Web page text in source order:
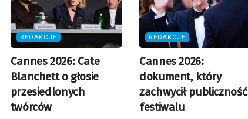
REDAKCJE
Cannes 2026: Cate
Blanchett o głosie
przesiedlonych
twórców
REDAKCJE
Cannes 2026:
dokument, który
zachwycił publiczność
festiwalu